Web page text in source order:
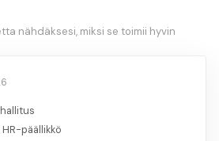
nähdäksesi, miksi se toimii hyvin
päällikkö